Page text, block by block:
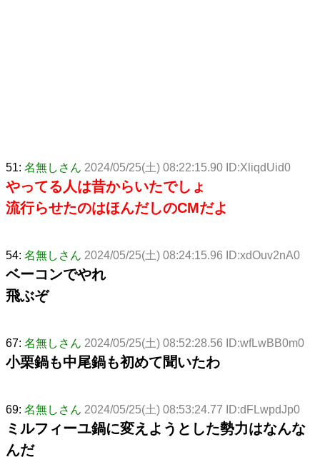
51: 名無しさん 2024/05/25(土) 08:22:15.90 ID:XliqdUid0
やってる人は昔からいたでしょ
流行らせたのはほんだしのCMだよ
54: 名無しさん 2024/05/25(土) 08:24:15.96 ID:xdOuv2nA0
ベーコンでやれ
飛ぶぞ
67: 名無しさん 2024/05/25(土) 08:52:28.56 ID:wfLwBB0m0
小栗鍋も中尾鍋も初めて聞いたわ
69: 名無しさん 2024/05/25(土) 08:53:24.77 ID:dFLwpdJp0
ミルフィーユ鍋に変えようとした勢力はなんな
んだ